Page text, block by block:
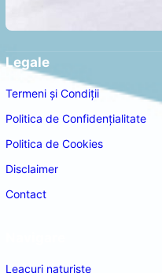
Legale
Termeni și Condiții
Politica de Confidențialitate
Politica de Cookies
Disclaimer
Contact
Leacuri naturiste